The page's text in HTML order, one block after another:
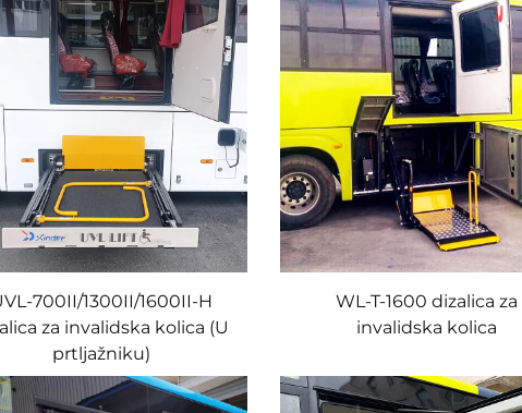
700II/1300II/1600II-H
za invalidska kolica (U
prtljažniku)
WL-T-1600 dizalica za
invalidska kolica